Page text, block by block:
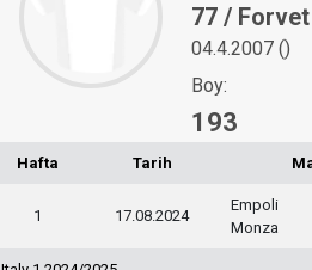
77 / Forvet
04.4.2007 ()
Boy:
193
Hafta Tarih
1 17.08.2024
Empoli
Monza